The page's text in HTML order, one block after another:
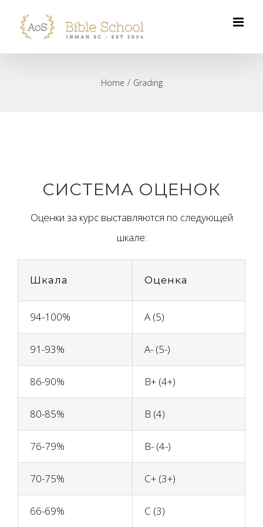
Home / Grading
СИСТЕМА ОЦЕНОК
Оценки за курс выставляются по следующей
шкале:
Шкала Оценка
94-100% A (5)
91-93% A- (5-)
86-90% B+ (4+)
80-85% B (4)
76-79% B- (4-)
70-75% C+ (3+)
66-69% C (3)